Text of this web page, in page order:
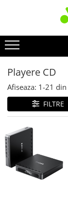
Playere CD
Afiseaza: 1-21 din
FILTRE